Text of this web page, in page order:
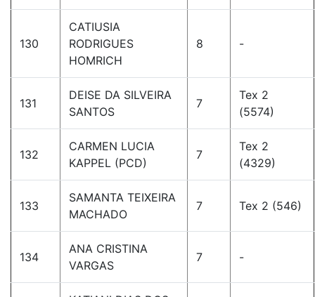
130
CATIUSIA
RODRIGUES
HOMRICH
8 -
131
DEISE DA SILVEIRA
SANTOS
7
Tex 2
(5574)
132
CARMEN LUCIA
KAPPEL (PCD)
7
Tex 2
(4329)
133
SAMANTA TEIXEIRA
MACHADO
7 Tex 2 (546)
134
ANA CRISTINA
VARGAS
7 -